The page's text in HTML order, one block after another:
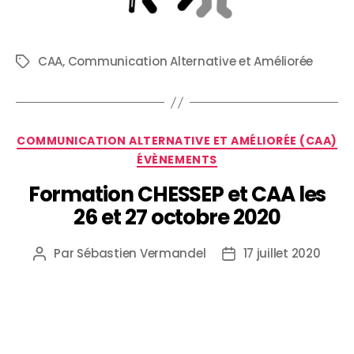
CAA, Communication Alternative et Améliorée
COMMUNICATION ALTERNATIVE ET AMÉLIORÉE (CAA)
ÉVÈNEMENTS
Formation CHESSEP et CAA les
26 et 27 octobre 2020
Par Sébastien Vermandel 17 juillet 2020